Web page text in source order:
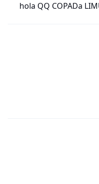
hola QQ COPADa